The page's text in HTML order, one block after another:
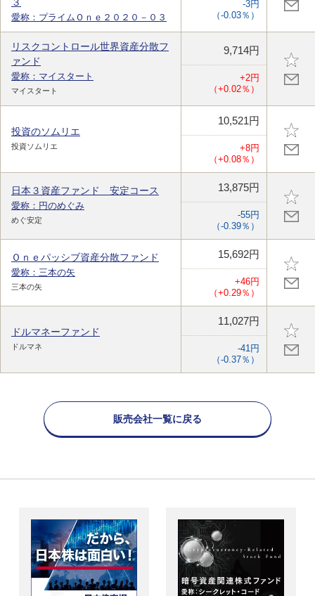
３
愛称：プライムＯｎｅ２０２０－０３
-3円
（-0.03％）
リスクコントロール世界資産分散フ
ァンド
愛称：マイスタート
マイスタート
9,714円
+2円
（+0.02％）
投資のソムリエ
投資ソムリエ
10,521円
+8円
（+0.08％）
日本３資産ファンド 安定コース
愛称：円のめぐみ
めぐ安定
13,875円
-55円
（-0.39％）
Ｏｎｅパッシブ資産分散ファンド
愛称：三本の矢
三本の矢
15,692円
+46円
（+0.29％）
ドルマネーファンド
ドルマネ
11,027円
-41円
（-0.37％）
販売会社一覧に戻る